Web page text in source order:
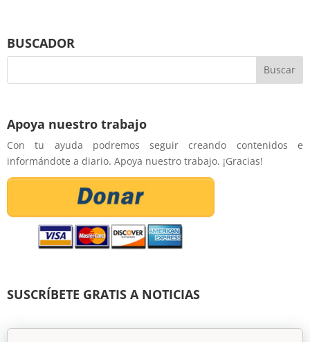
BUSCADOR
Apoya nuestro trabajo
Con tu ayuda podremos seguir creando contenidos e
informándote a diario. Apoya nuestro trabajo. ¡Gracias!
SUSCRÍBETE GRATIS A NOTICIAS